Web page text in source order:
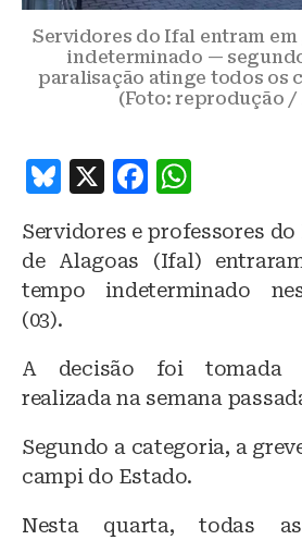
Servidores do Ifal entram
indeterminado —
paralisação atinge todos os
(Foto: reprodução /
B
e
s
k
y
X
F
c
e
o
o
at
s
p
p
Servidores e professores
de Alagoas (Ifal)
tempo indeterminado
(03).
A decisão foi tomada
realizada na semana
Segundo a categoria, a
campi do Estado.
Nesta quarta, todas